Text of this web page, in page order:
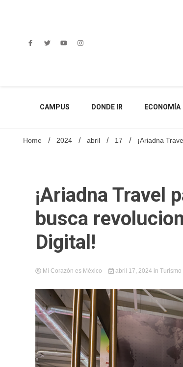
CAMPUS DONDE IR ECONOMÍA
Home 2024 abril 17 ¡Ariadna
¡Ariadna Travel
busca
Digital!
Mi Corazón es México abril 17, 2024 in Turismo